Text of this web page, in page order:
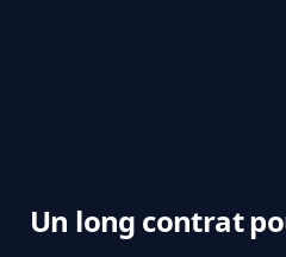
Un long contrat